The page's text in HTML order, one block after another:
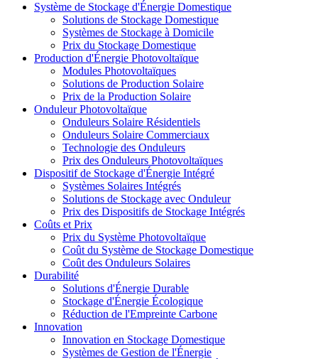
Système de Stockage d'Énergie Domestique
Solutions de Stockage Domestique
Systèmes de Stockage à Domicile
Prix du Stockage Domestique
Production d'Énergie Photovoltaïque
Modules Photovoltaïques
Solutions de Production Solaire
Prix de la Production Solaire
Onduleur Photovoltaïque
Onduleurs Solaire Résidentiels
Onduleurs Solaire Commerciaux
Technologie des Onduleurs
Prix des Onduleurs Photovoltaïques
Dispositif de Stockage d'Énergie Intégré
Systèmes Solaires Intégrés
Solutions de Stockage avec Onduleur
Prix des Dispositifs de Stockage Intégrés
Coûts et Prix
Prix du Système Photovoltaïque
Coût du Système de Stockage Domestique
Coût des Onduleurs Solaires
Durabilité
Solutions d'Énergie Durable
Stockage d'Énergie Écologique
Réduction de l'Empreinte Carbone
Innovation
Innovation en Stockage Domestique
Systèmes de Gestion de l'Énergie